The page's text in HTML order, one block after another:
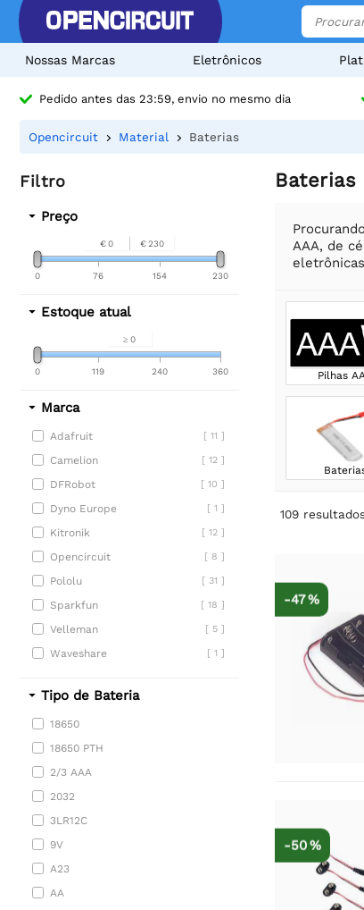
Nossas Marcas Eletrônicos
Pedido antes das 23:59, envio no mesmo dia
Opencircuit Material Baterias
Filtro
Preço
€ 0 € 230
0 230
76 154
Estoque atual
≥ 0
0 360
119 240
Marca
Adafruit [ 11 ]
Camelion [ 12 ]
DFRobot [ 10 ]
Dyno Europe [ 1 ]
Kitronik [ 12 ]
Opencircuit [ 8 ]
Pololu [ 31 ]
Sparkfun [ 18 ]
Velleman [ 5 ]
Waveshare [ 1 ]
Tipo de Bateria
18650
18650 PTH
2/3 AAA
2032
3LR12C
9V
A23
AA
Baterias
AAA, de
Pilhas
109
-47 %
-50 %